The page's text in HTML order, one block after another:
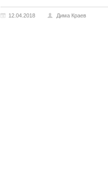
12.04.2018 Дима Краев